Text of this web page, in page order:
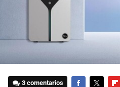
3 comentarios